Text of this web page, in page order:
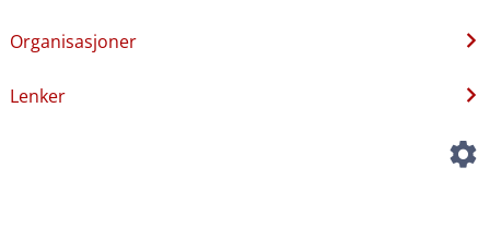
Organisasjoner
Lenker